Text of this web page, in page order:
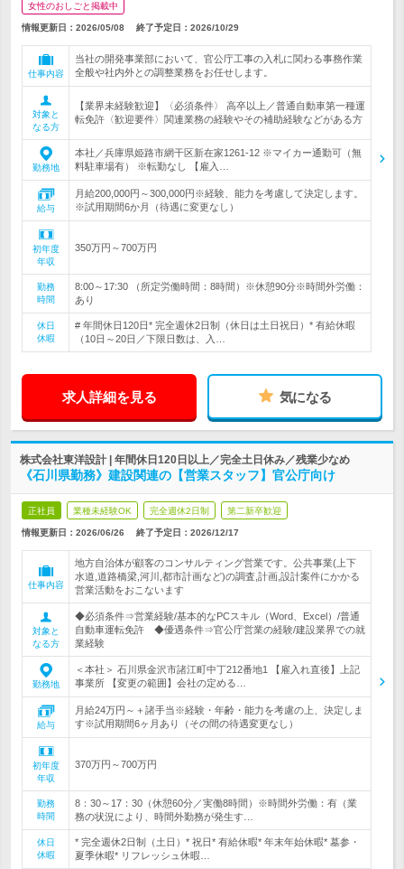
女性のおしごと掲載中
情報更新日：2026/05/08 終了予定日： 2026/10/29
仕事内容
当社の開発事業部において、官公庁工事の入札に関わる事務作業
全般や社内外との調整業務をお任せします。
対象と
なる方
【業界未経験歓迎】〈必須条件〉 高卒以上／普通自動車第一種運
転免許〈歓迎要件〉関連業務の経験やその補助経験などがある方
勤務地
本社／兵庫県姫路市網干区新在家1261-12 ※マイカー通勤可（無
料駐車場有） ※転勤なし 【雇入…
給与
月給200,000円～300,000円※経験、能力を考慮して決定します。
※試用期間6か月（待遇に変更なし）
初年度
年収
350万円～700万円
勤務
時間
8:00～17:30 （所定労働時間：8時間）※休憩90分※時間外労働：
あり
休日
休暇
# 年間休日120日* 完全週休2日制（休日は土日祝日）* 有給休暇
（10日～20日／下限日数は、入…
求人詳細を見る 気になる
株式会社東洋設計 | 年間休日120日以上／完全土日休み／残業少なめ
《石川県勤務》建設関連の【営業スタッフ】官公庁向け
正社員 業種未経験OK 完全週休2日制 第二新卒歓迎
情報更新日：2026/06/26 終了予定日： 2026/12/17
仕事内容
地方自治体が顧客のコンサルティング営業です。公共事業(上下
水道,道路橋梁,河川,都市計画など)の調査,計画,設計案件にかかる
営業活動をおこないます
対象と
なる方
◆必須条件⇒営業経験/基本的なPCスキル（Word、Excel）/普通
自動車運転免許 ◆優遇条件⇒官公庁営業の経験/建設業界での就
業経験
勤務地
＜本社＞ 石川県金沢市諸江町中丁212番地1 【雇入れ直後】上記
事業所 【変更の範囲】会社の定める…
給与
月給24万円～＋諸手当※経験・年齢・能力を考慮の上、決定しま
す※試用期間6ヶ月あり（その間の待遇変更なし）
初年度
年収
370万円～700万円
勤務
時間
8：30～17：30（休憩60分／実働8時間）※時間外労働：有（業
務の状況により、時間外勤務が発生す…
休日
休暇
* 完全週休2日制（土日）* 祝日* 有給休暇* 年末年始休暇* 墓参・
夏季休暇* リフレッシュ休暇…